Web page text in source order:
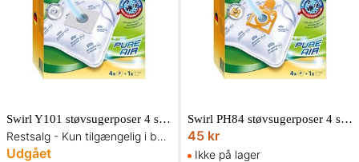
Swirl Y101 støvsugerposer 4 stk. inkl. 1 filter
Restsalg - Kun tilgængelig i begrænset antal og så længe lager haves
Udgået
Swirl PH84 støvsugerposer 4 stk. inkl. 1 filter
45 kr
Ikke på lager